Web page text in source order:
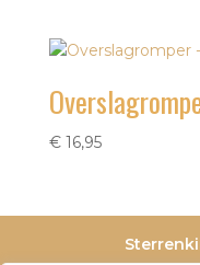
€16,95